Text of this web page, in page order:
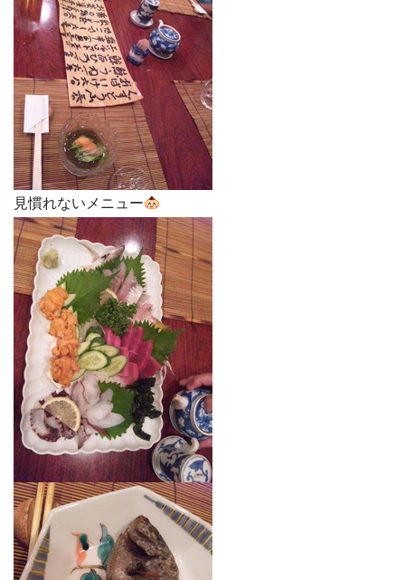
見慣れないメニュー